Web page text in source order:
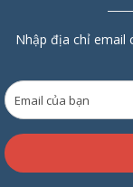
Nhập địa chỉ email